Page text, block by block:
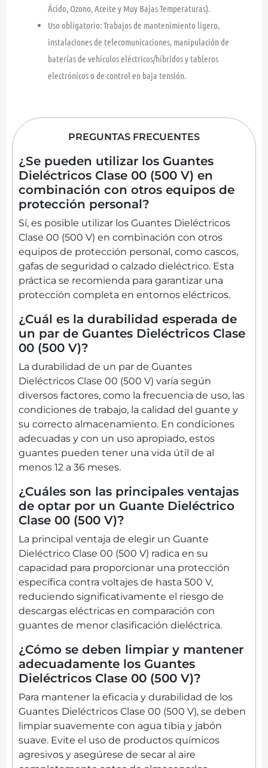
Ácido, Ozono, Aceite y Muy Bajas Temperaturas).
Uso obligatorio:Trabajos de mantenimiento ligero,
instalaciones de telecomunicaciones, manipulación de
baterías de vehículos eléctricos/híbridos y tableros
electrónicos o de control en baja tensión.
PREGUNTAS FRECUENTES
¿Se pueden utilizar los Guantes
Dieléctricos Clase 00 (500 V) en
combinación con otros equipos de
protección personal?
Sí, es posible utilizar los Guantes Dieléctricos
Clase 00 (500 V) en combinación con otros
equipos de protección personal, como cascos,
gafas de seguridad o calzado dieléctrico. Esta
práctica se recomienda para garantizar una
protección completa en entornos eléctricos.
¿Cuál es la durabilidad esperada de
un par de Guantes Dieléctricos Clase
00 (500 V)?
La durabilidad de un par de Guantes
Dieléctricos Clase 00 (500 V) varía según
diversos factores, como la frecuencia de uso, las
condiciones de trabajo, la calidad del guante y
su correcto almacenamiento. En condiciones
adecuadas y con un uso apropiado, estos
guantes pueden tener una vida útil de al
menos 12 a 36 meses.
¿Cuáles son las principales ventajas
de optar por un Guante Dieléctrico
Clase 00 (500 V)?
La principal ventaja de elegir un Guante
Dieléctrico Clase 00 (500 V) radica en su
capacidad para proporcionar una protección
específica contra voltajes de hasta 500 V,
reduciendo significativamente el riesgo de
descargas eléctricas en comparación con
guantes de menor clasificación dieléctrica.
¿Cómo se deben limpiar y mantener
adecuadamente los Guantes
Dieléctricos Clase 00 (500 V)?
Para mantener la eficacia y durabilidad de los
Guantes Dieléctricos Clase 00 (500 V), se deben
limpiar suavemente con agua tibia y jabón
suave. Evite el uso de productos químicos
agresivos y asegúrese de secar al aire